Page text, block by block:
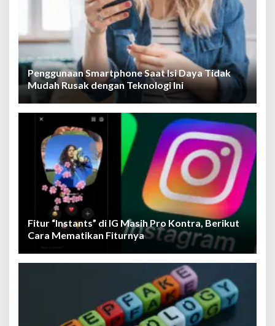
Penggunaan Smartphone Saat Isi Daya Tidak
Mudah Rusak dengan Teknologi Ini
Fitur “Instants” di IG Masih Pro Kontra, Berikut
Cara Mematikan Fiturnya